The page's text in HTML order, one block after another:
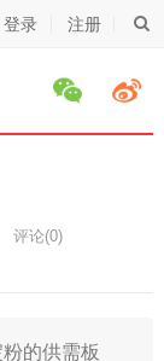
登录 注册
评论(0)
的供需板